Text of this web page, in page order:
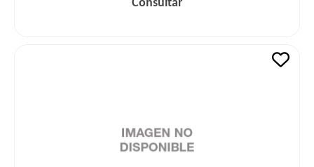
Consultar